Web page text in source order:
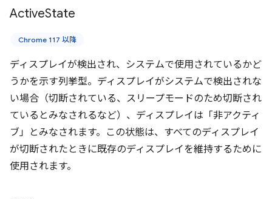
ActiveState
Chrome 117 以降
ディスプレイが検出され、システムで使用されているかど
うかを示す列挙型。ディスプレイがシステムで検出されな
い場合（切断されている、スリープモードのため切断され
ているとみなされるなど）、ディスプレイは「非アクティ
ブ」とみなされます。この状態は、すべてのディスプレイ
が切断されたときに既存のディスプレイを維持するために
使用されます。